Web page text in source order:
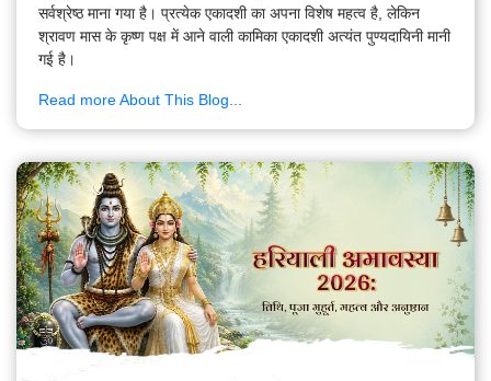
सर्वश्रेष्ठ माना गया है। प्रत्येक एकादशी का अपना विशेष महत्व है, लेकिन
श्रावण मास के कृष्ण पक्ष में आने वाली कामिका एकादशी अत्यंत पुण्यदायिनी मानी
गई है।
Read more About This Blog...